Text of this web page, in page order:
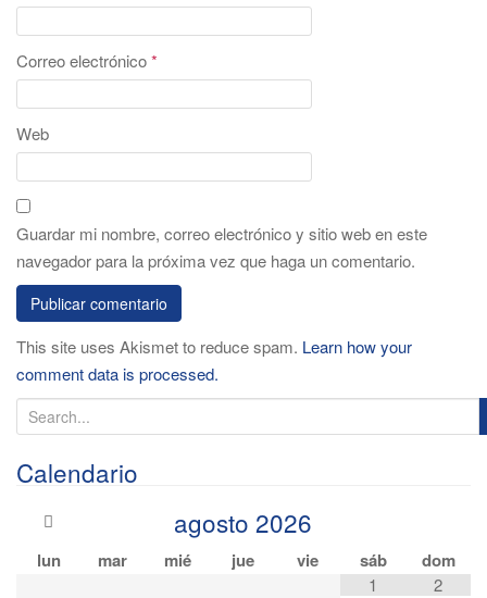
Correo electrónico*
Web
Guardar mi nombre, correo electrónico y sitio web en este
navegador para la próxima vez que haga un comentario.
This site uses Akismet to reduce spam. Learn how your
comment data is processed.
e
a
Calendario
agosto 2026
lun mar mié jue vie sáb dom
1 2